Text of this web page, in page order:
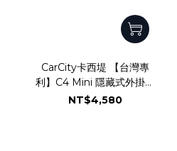
CarCity卡西堤 【台灣專
利】C4 Mini 隱藏式外掛魚
眼霧燈｜小體積低功耗｜專
NT$4,580